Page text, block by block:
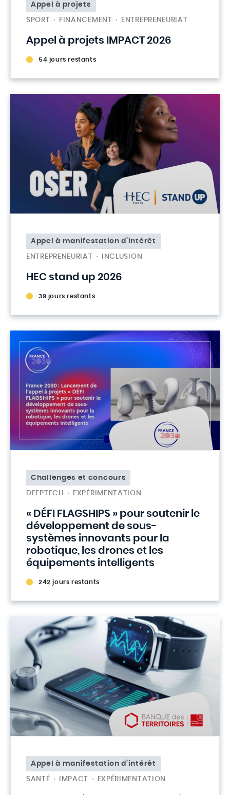
Appel à projets
SPORT FINANCEMENT ENTREPRENEURIAT
Appel à projets IMPACT 2026
54 jours restants
Appel à manifestation d’intérêt
ENTREPRENEURIAT INCLUSION
HEC stand up 2026
39 jours restants
Challenges et concours
DEEPTECH EXPÉRIMENTATION
« DÉFI FLAGSHIPS » pour soutenir le
développement de sous-
systèmes innovants pour la
robotique, les drones et les
équipements intelligents
242 jours restants
Appel à manifestation d’intérêt
SANTÉ IMPACT EXPÉRIMENTATION